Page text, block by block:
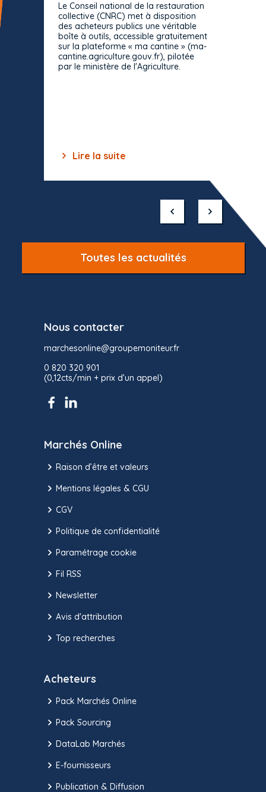
Le Conseil national de la restauration
collective (CNRC) met à disposition
des acheteurs publics une véritable
boîte à outils, accessible gratuitement
sur la plateforme « ma cantine » (ma-
cantine.agriculture.gouv.fr), pilotée
par le ministère de l'Agriculture.
Lire la suite
Toutes les actualités
Nous contacter
marchesonline@groupemoniteur.fr
0 820 320 901
(0,12cts/min + prix d’un appel)
Marchés Online
Raison d’être et valeurs
Mentions légales & CGU
CGV
Politique de confidentialité
Paramétrage cookie
Fil RSS
Newsletter
Avis d'attribution
Top recherches
Acheteurs
Pack Marchés Online
Pack Sourcing
DataLab Marchés
E-fournisseurs
Publication & Diffusion